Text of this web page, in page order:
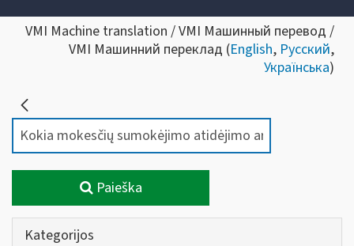
VMI Machine translation / VMI Машинный перевод /
VMI Машинний переклад (English, Русский,
Українська)
Paieška
Kategorijos